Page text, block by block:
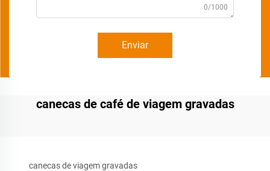
0/1000
Enviar
canecas de café de viagem gravadas
canecas de viagem gravadas